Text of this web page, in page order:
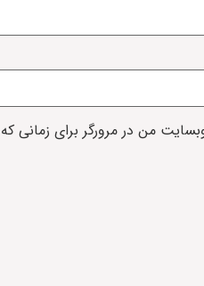
من در مرورگر برای زمانی